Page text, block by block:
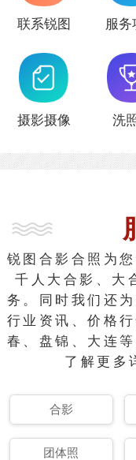
联系锐图 服务
摄影摄像 洗
锐图合影合照为
千人大合影、大
务。同时我们还
行业资讯、价格
春、盘锦、大连
了解更多
合影
团体照